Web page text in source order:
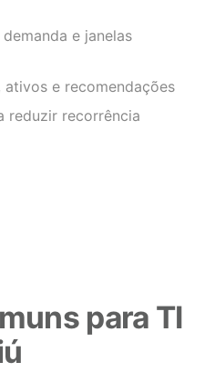
e janelas
ativos e recomendações
reduzir recorrência
para TI